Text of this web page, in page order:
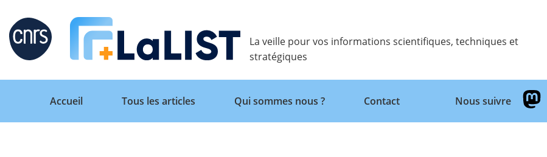
Retour
La veille pour vos informations scientifiques, techniques et
stratégiques
Retour
Accueil
Tous les articles Qui sommes nous ? Contact Nous suivre